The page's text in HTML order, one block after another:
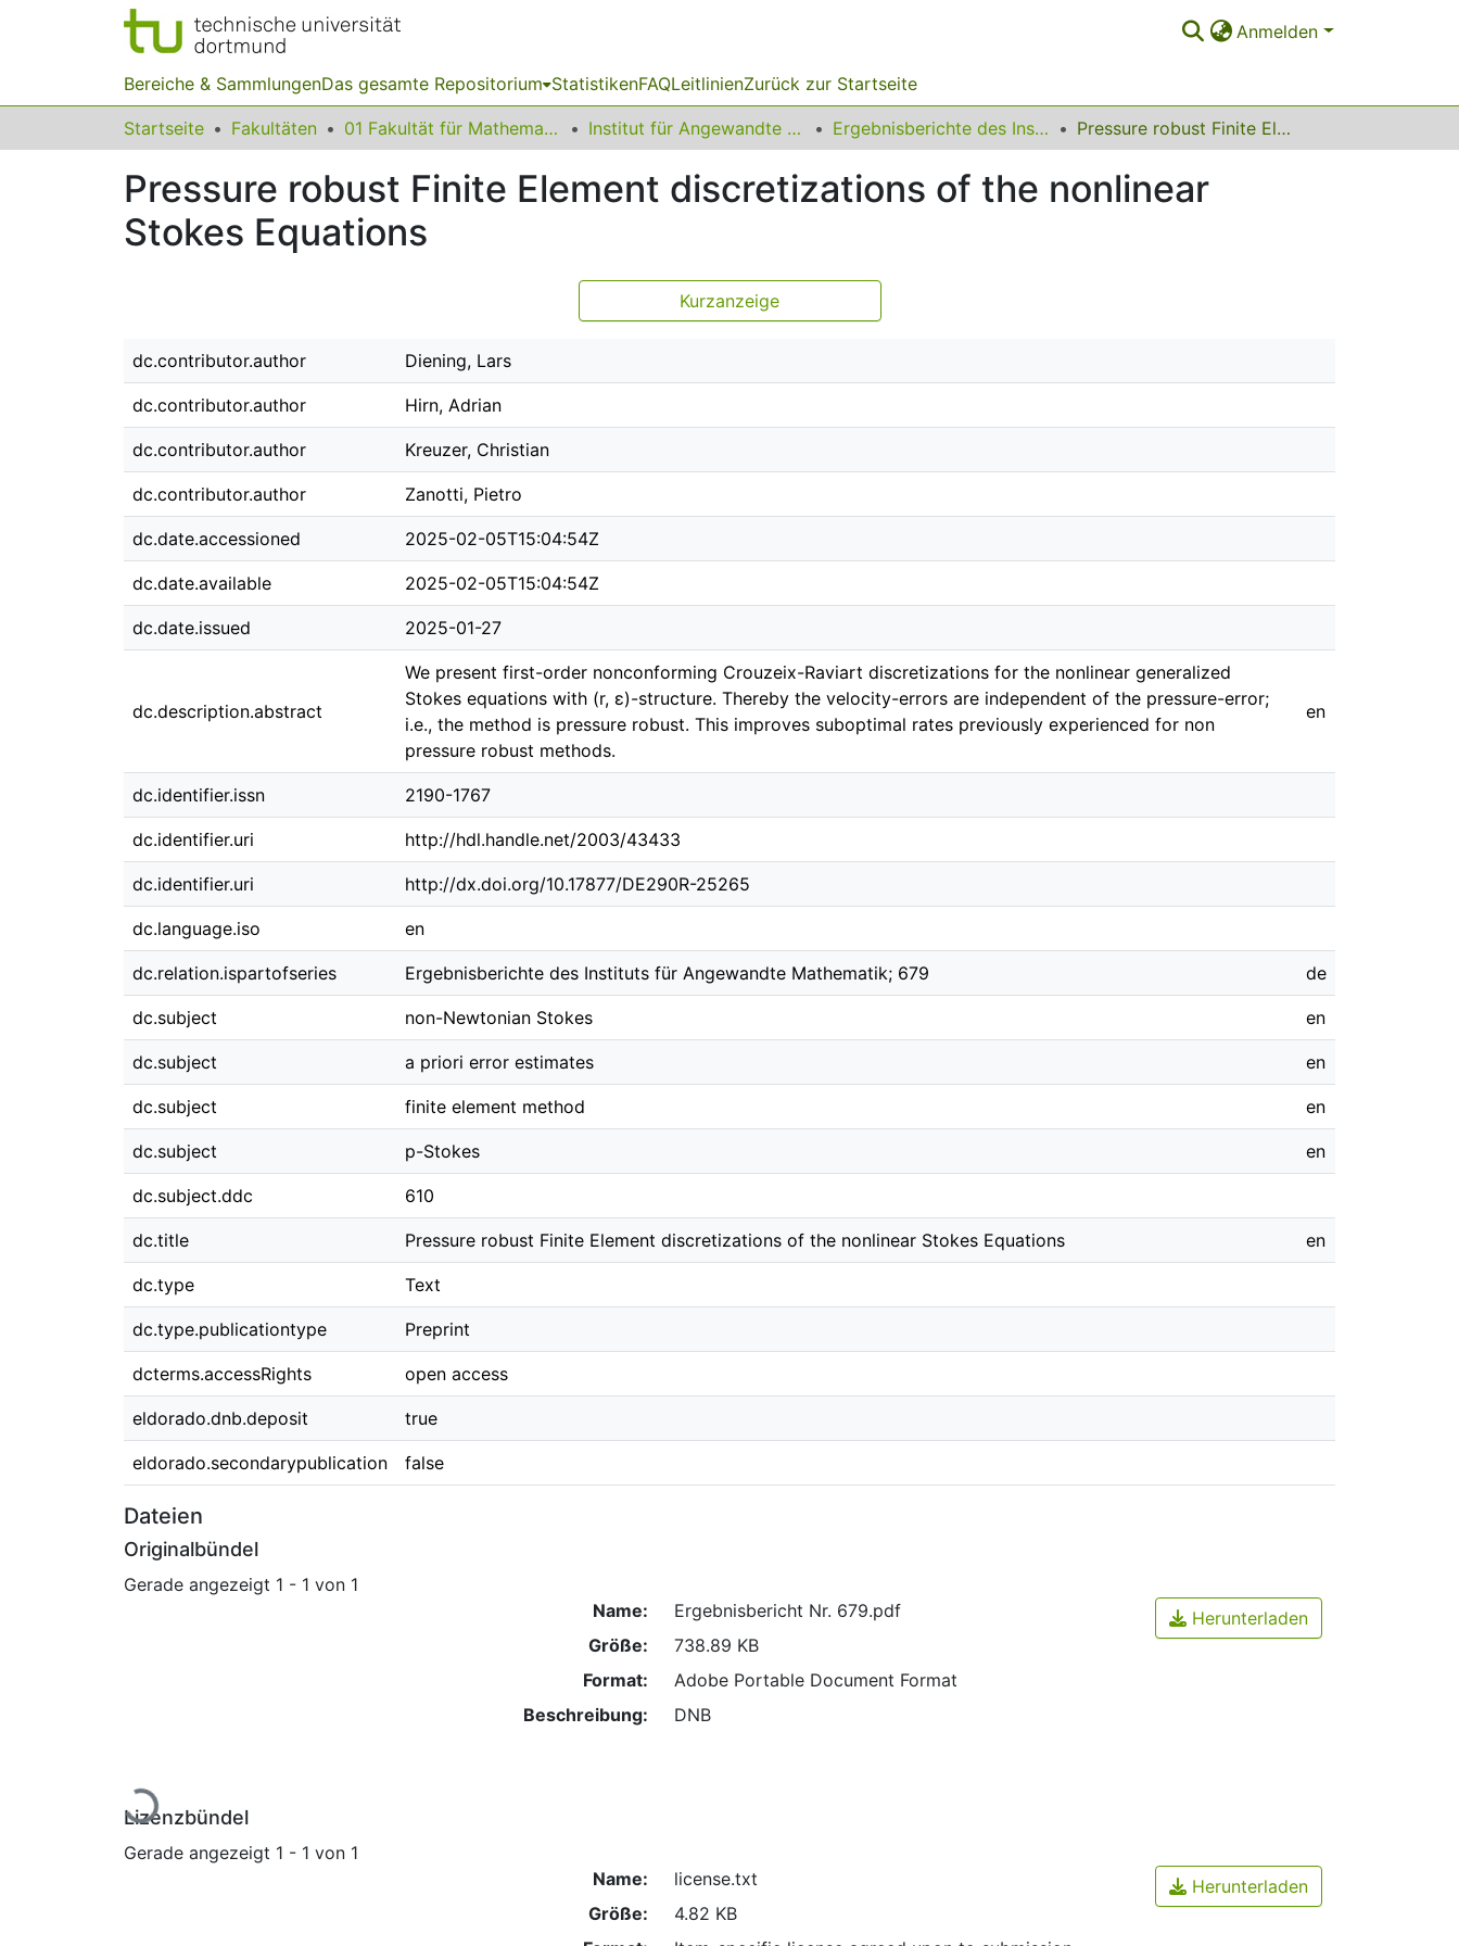
Anmelden
Bereiche & SammlungenDas gesamte Repositorium StatistikenFAQLeitlinienZurück zur Startseite
Startseite Fakultäten 01 Fakultät für Mathematik Institut für Angewandte Mathematik Ergebnisberichte des Instituts für Angewandte Mathematik Pressure robust Finite Element discretizations of the nonlinear Stokes Equations
Pressure robust Finite Element discretizations of the nonlinear
Stokes Equations
Kurzanzeige
dc.contributor.author Diening, Lars
dc.contributor.author Hirn, Adrian
dc.contributor.author Kreuzer, Christian
dc.contributor.author Zanotti, Pietro
dc.date.accessioned 2025-02-05T15:04:54Z
dc.date.available 2025-02-05T15:04:54Z
dc.date.issued 2025-01-27
dc.description.abstract
We present first-order nonconforming Crouzeix-Raviart discretizations for the nonlinear generalized
Stokes equations with (r, ε)-structure. Thereby the velocity-errors are independent of the pressure-error;
i.e., the method is pressure robust. This improves suboptimal rates previously experienced for non
pressure robust methods.
en
dc.identifier.issn 2190-1767
dc.identifier.uri http://hdl.handle.net/2003/43433
dc.identifier.uri http://dx.doi.org/10.17877/DE290R-25265
dc.language.iso en
dc.relation.ispartofseries Ergebnisberichte des Instituts für Angewandte Mathematik; 679 de
dc.subject non-Newtonian Stokes en
dc.subject a priori error estimates en
dc.subject finite element method en
dc.subject p-Stokes en
dc.subject.ddc 610
dc.title Pressure robust Finite Element discretizations of the nonlinear Stokes Equations en
dc.type Text
dc.type.publicationtype Preprint
dcterms.accessRights open access
eldorado.dnb.deposit true
eldorado.secondarypublication false
Dateien
Originalbündel
Gerade angezeigt 1 - 1 von 1
Lade...
Name:
Ergebnisbericht Nr. 679.pdf
Größe:
738.89 KB
Format:
Adobe Portable Document Format
Beschreibung:
DNB
Herunterladen
Lizenzbündel
Gerade angezeigt 1 - 1 von 1
Name:
license.txt
Größe:
4.82 KB
Herunterladen